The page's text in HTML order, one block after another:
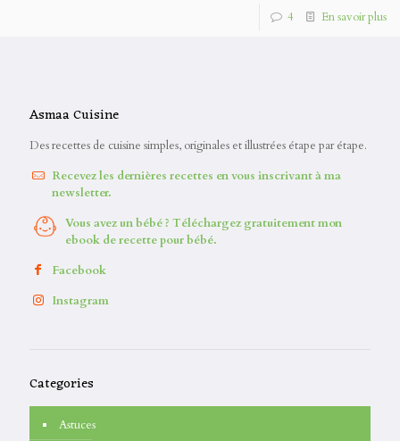
4 En savoir plus
Asmaa Cuisine
Des recettes de cuisine simples, originales et illustrées étape par étape.
Recevez les dernières recettes en vous inscrivant à ma
newsletter.
Vous avez un bébé ? Téléchargez gratuitement mon
ebook de recette pour bébé.
Facebook
Instagram
Categories
Astuces